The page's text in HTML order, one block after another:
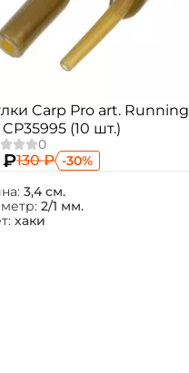
Carp Pro art. Running
(10 шт.)
₽130 ₽ -30%
3,4 см.
2/1 мм.
хаки